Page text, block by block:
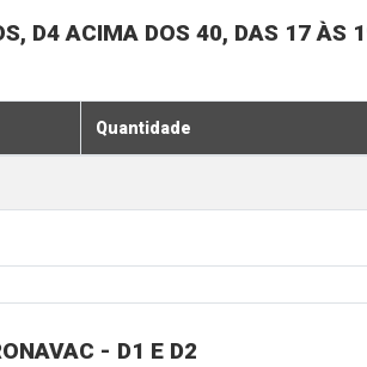
D4 ACIMA DOS 40, DAS 17 ÀS
Quantidade
- D1 E D2